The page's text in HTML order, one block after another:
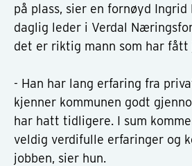
på plass, sier en fornøyd Ingrid
daglig leder i Verdal
det er riktig mann som har fått
- Han har lang erfaring fra
kjenner kommunen godt
har hatt tidligere. I sum
veldig verdifulle erfaringer og
jobben, sier hun.